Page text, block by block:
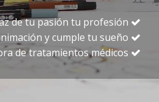
de tu pasión tu profesión
y cumple tu sueño
de tratamientos médicos